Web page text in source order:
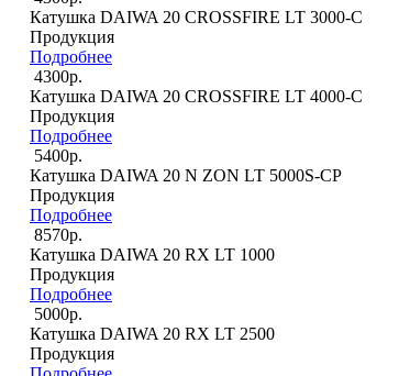
Катушка DAIWA 20 CROSSFIRE LT 3000-C
Продукция
Подробнее
4300р.
Катушка DAIWA 20 CROSSFIRE LT 4000-C
Продукция
Подробнее
5400р.
Катушка DAIWA 20 N ZON LT 5000S-CP
Продукция
Подробнее
8570р.
Катушка DAIWA 20 RX LT 1000
Продукция
Подробнее
5000р.
Катушка DAIWA 20 RX LT 2500
Продукция